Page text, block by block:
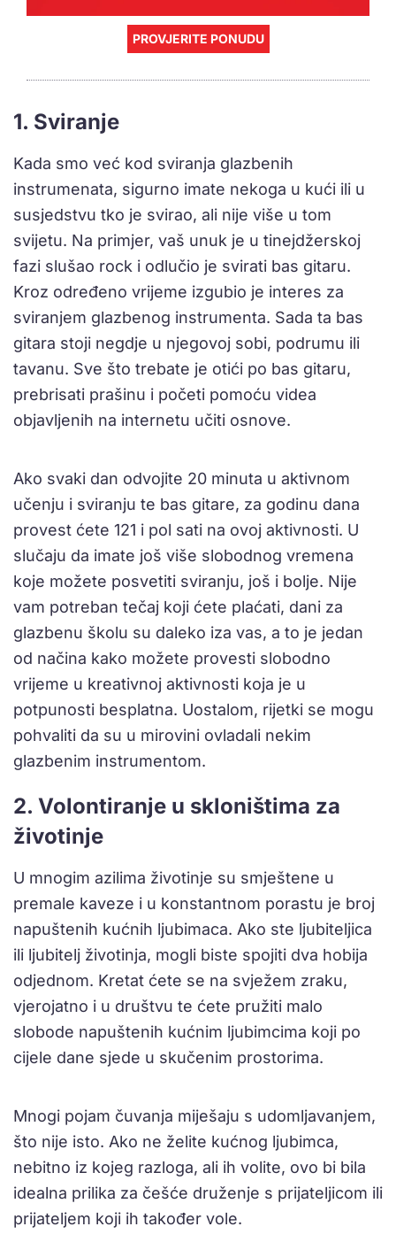
PROVJERITE PONUDU
1. Sviranje
Kada smo već kod sviranja glazbenih
instrumenata, sigurno imate nekoga u kući ili u
susjedstvu tko je svirao, ali nije više u tom
svijetu. Na primjer, vaš unuk je u tinejdžerskoj
fazi slušao rock i odlučio je svirati bas gitaru.
Kroz određeno vrijeme izgubio je interes za
sviranjem glazbenog instrumenta. Sada ta bas
gitara stoji negdje u njegovoj sobi, podrumu ili
tavanu. Sve što trebate je otići po bas gitaru,
prebrisati prašinu i početi pomoću videa
objavljenih na internetu učiti osnove.
Ako svaki dan odvojite 20 minuta u aktivnom
učenju i sviranju te bas gitare, za godinu dana
provest ćete 121 i pol sati na ovoj aktivnosti. U
slučaju da imate još više slobodnog vremena
koje možete posvetiti sviranju, još i bolje. Nije
vam potreban tečaj koji ćete plaćati, dani za
glazbenu školu su daleko iza vas, a to je jedan
od načina kako možete provesti slobodno
vrijeme u kreativnoj aktivnosti koja je u
potpunosti besplatna. Uostalom, rijetki se mogu
pohvaliti da su u mirovini ovladali nekim
glazbenim instrumentom.
2. Volontiranje u skloništima za
životinje
U mnogim azilima životinje su smještene u
premale kaveze i u konstantnom porastu je broj
napuštenih kućnih ljubimaca. Ako ste ljubiteljica
ili ljubitelj životinja, mogli biste spojiti dva hobija
odjednom. Kretat ćete se na svježem zraku,
vjerojatno i u društvu te ćete pružiti malo
slobode napuštenih kućnim ljubimcima koji po
cijele dane sjede u skučenim prostorima.
Mnogi pojam čuvanja miješaju s udomljavanjem,
što nije isto. Ako ne želite kućnog ljubimca,
nebitno iz kojeg razloga, ali ih volite, ovo bi bila
idealna prilika za češće druženje s prijateljicom ili
prijateljem koji ih također vole.